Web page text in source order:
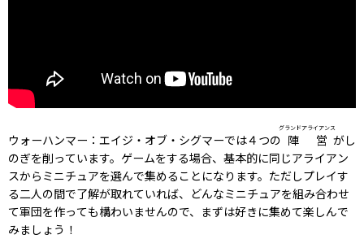
ウォーハンマー：エイジ・オブ・シグマーでは４つの 陣営
グランドアライアンス
がし
のぎを削っています。ゲームをする場合、基本的に同じアライアン
スからミニチュアを選んで集めることになります。ただしプレイす
る二人の間で了解が取れていれば、どんなミニチュアを組み合わせ
て軍団を作っても構わいませんので、まずは好きに集めて楽しんで
みましょう！